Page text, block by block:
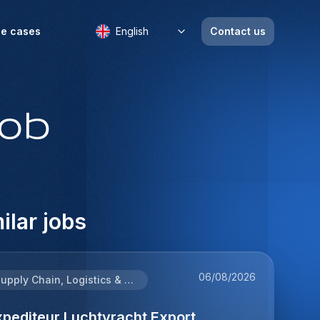
cases English Contact us
jobs
Supply Chain, Logistics & Procurement 06/08/2026